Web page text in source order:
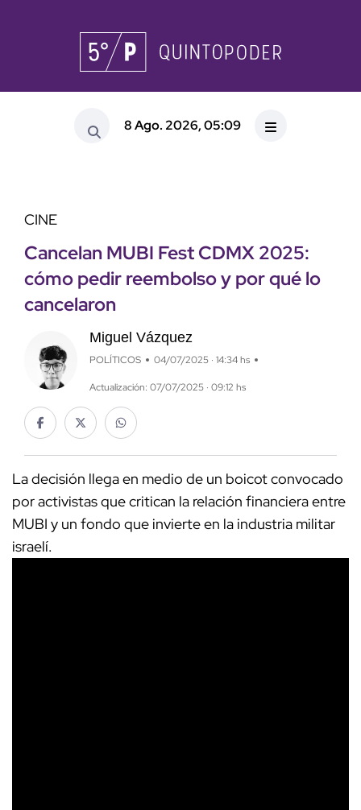
8 Ago. 2026, 05:09
CINE
Cancelan MUBI Fest CDMX 2025:
cómo pedir reembolso y por qué lo
cancelaron
Miguel Vázquez
POLÍTICOS 04/07/2025 · 14:34 hs
Actualización: 07/07/2025 · 09:12 hs
La decisión llega en medio de un boicot convocado
por activistas que critican la relación financiera entre
MUBI y un fondo que invierte en la industria militar
israelí.